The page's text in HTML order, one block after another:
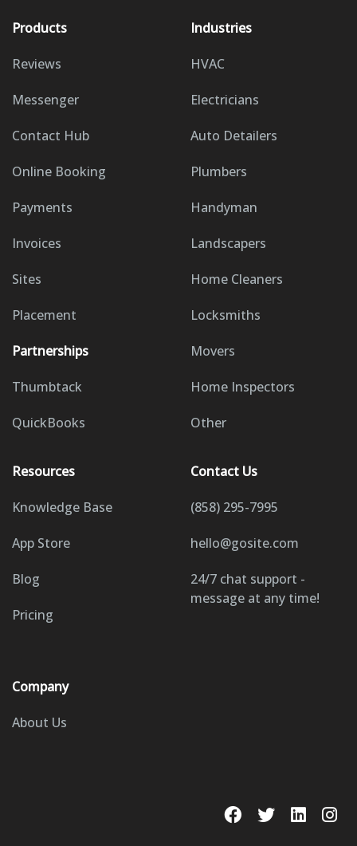
Products
Reviews
Messenger
Contact Hub
Online Booking
Payments
Invoices
Sites
Placement
Partnerships
Thumbtack
QuickBooks
Industries
HVAC
Electricians
Auto Detailers
Plumbers
Handyman
Landscapers
Home Cleaners
Locksmiths
Movers
Home Inspectors
Other
Resources
Knowledge Base
App Store
Blog
Pricing
Company
About Us
Contact Us
(858) 295-7995
hello@gosite.com
24/7 chat support -
message at any time!